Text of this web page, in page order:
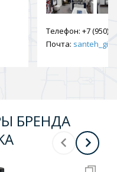
Телефон: +7 (950)
Почта:
БРЕНДА